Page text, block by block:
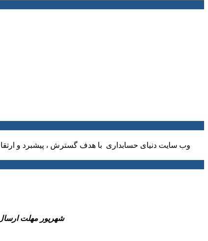
وب سایت دنیای حسابداری با هدف گسترش ، پیشبرد و
-31 شهریور مهلت ارسال اظهارنامه مالیاتی عملکرد 1404